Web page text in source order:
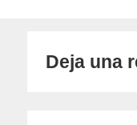
Deja una